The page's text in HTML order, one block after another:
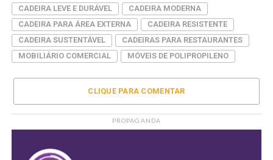
CADEIRA LEVE E DURÁVEL
CADEIRA MODERNA
CADEIRA PARA ÁREA EXTERNA
CADEIRA RESISTENTE
CADEIRA SUSTENTÁVEL
CADEIRAS PARA RESTAURANTES
MOBILIÁRIO COMERCIAL
MÓVEIS DE POLIPROPILENO
CLIQUE PARA COMENTAR
PROPAGANDA